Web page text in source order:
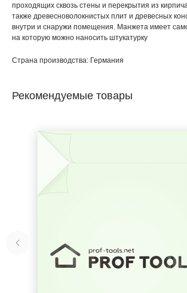
проходящих сквозь стены и перекрытия из
также древесноволокнистых плит и древесных
внутри и снаружи помещения. Манжета имеет
на которую можно наносить штукатурку
Страна производства: Германия
Рекомендуемые товары